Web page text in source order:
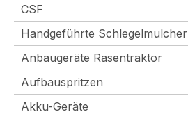
CSF
Handgeführte Schlegelmulcher
Anbaugeräte Rasentraktor
Aufbauspritzen
Akku-Geräte